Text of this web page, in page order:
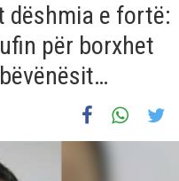
dëshmia e fortë:
për borxhet